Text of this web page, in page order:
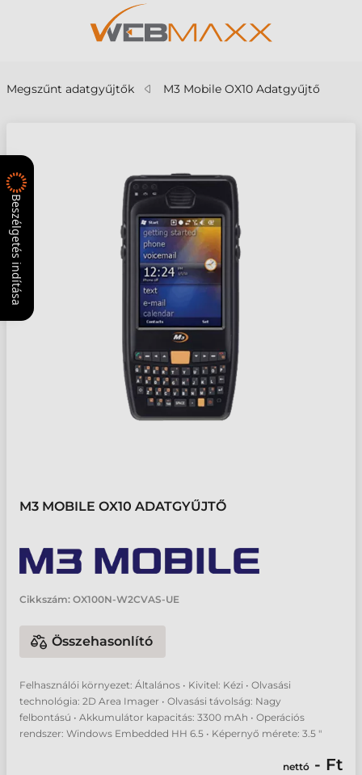
Megszűnt adatgyűjtők M3 Mobile OX10 Adatgyűjtő
M3 MOBILE OX10 ADATGYŰJTŐ
Cikkszám: OX100N-W2CVAS-UE
Összehasonlító
Felhasználói környezet: Általános • Kivitel: Kézi • Olvasási
technológia: 2D Area Imager • Olvasási távolság: Nagy
felbontású • Akkumulátor kapacitás: 3300 mAh • Operációs
rendszer: Windows Embedded HH 6.5 • Képernyő mérete: 3.5 "
nettó - Ft
Beszélgetés indítása